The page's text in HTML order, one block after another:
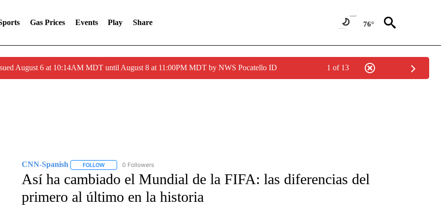
Gas Prices Events Play Share 76°
August 6 at 10:14AM MDT until August 8 at 11:00PM MDT by NWS Pocatello ID 1 of 13
CNN-Spanish FOLLOWFOLLOW "CNN-SPANISH" TO RECEIVE NOTIFICATIONS ABOUT NEW PAGES ON "CNN-SPANISH".
0 Followers
Así ha cambiado el Mundial de la FIFA: las diferencias del
primero al último en la historia